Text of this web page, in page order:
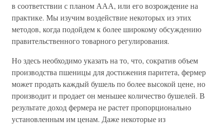
в соответствии с планом ААА, или его возрождение на
практике. Мы изучим воздействие некоторых из этих
методов, когда подойдем к более широкому обсуждению
правительственного товарного регулирования.
Но здесь необходимо указать на то, что, сократив объем
производства пшеницы для достижения паритета, фермер
может продать каждый бушель по более высокой цене, но
производит и продает он меньшее количество бушелей. В
результате доход фермера не растет пропорционально
установленным им ценам. Даже некоторые из